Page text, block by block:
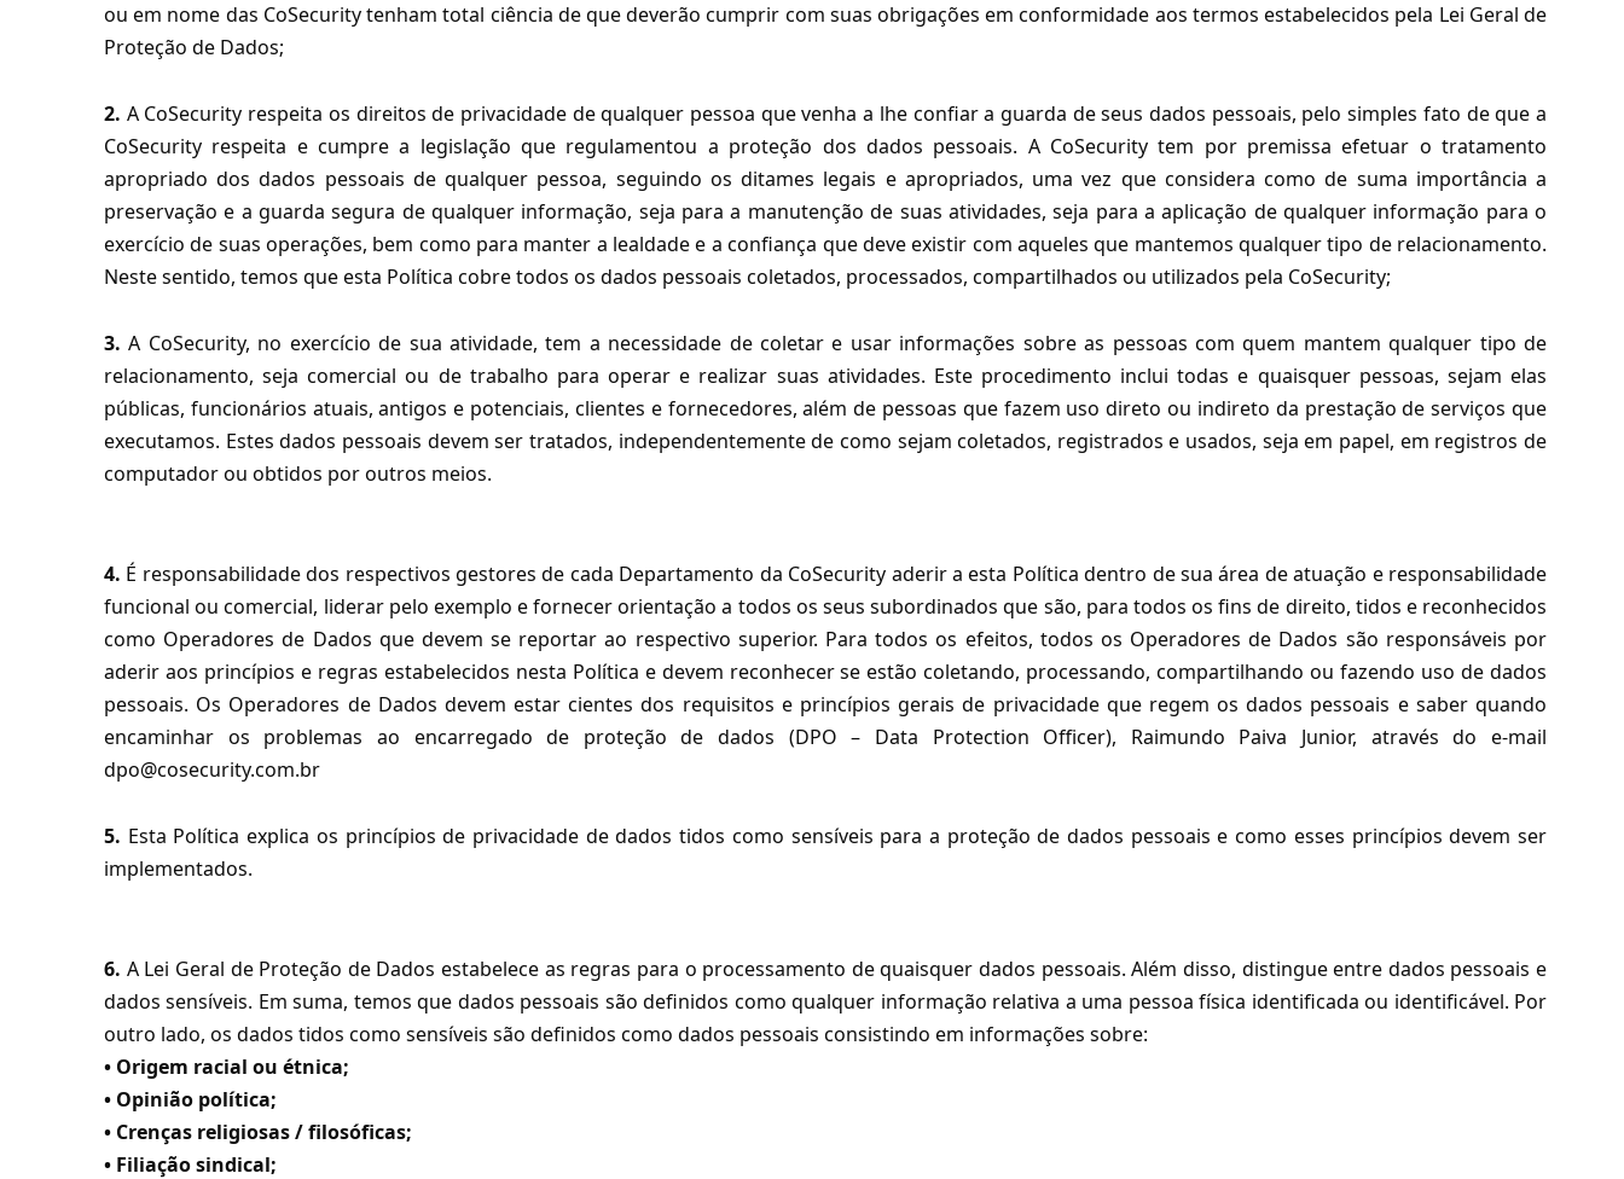
ou em nome das CoSecurity tenham total ciência de que deverão cumprir com suas obrigações em conformidade aos termos estabelecidos pela Lei Geral de
Proteção de Dados;
2. A CoSecurity respeita os direitos de privacidade de qualquer pessoa que venha a lhe confiar a guarda de seus dados pessoais, pelo simples fato de que a
CoSecurity respeita e cumpre a legislação que regulamentou a proteção dos dados pessoais. A CoSecurity tem por premissa efetuar o tratamento
apropriado dos dados pessoais de qualquer pessoa, seguindo os ditames legais e apropriados, uma vez que considera como de suma importância a
preservação e a guarda segura de qualquer informação, seja para a manutenção de suas atividades, seja para a aplicação de qualquer informação para o
exercício de suas operações, bem como para manter a lealdade e a confiança que deve existir com aqueles que mantemos qualquer tipo de relacionamento.
Neste sentido, temos que esta Política cobre todos os dados pessoais coletados, processados, compartilhados ou utilizados pela CoSecurity;
3.A CoSecurity, no exercício de sua atividade, tem a necessidade de coletar e usar informações sobre as pessoas com quem mantem qualquer tipo de
relacionamento, seja comercial ou de trabalho para operar e realizar suas atividades. Este procedimento inclui todas e quaisquer pessoas, sejam elas
públicas, funcionários atuais, antigos e potenciais, clientes e fornecedores, além de pessoas que fazem uso direto ou indireto da prestação de serviços que
executamos. Estes dados pessoais devem ser tratados, independentemente de como sejam coletados, registrados e usados, seja em papel, em registros de
computador ou obtidos por outros meios.
4. É responsabilidade dos respectivos gestores de cada Departamento da CoSecurity aderir a esta Política dentro de sua área de atuação e responsabilidade
funcional ou comercial, liderar pelo exemplo e fornecer orientação a todos os seus subordinados que são, para todos os fins de direito, tidos e reconhecidos
como Operadores de Dados que devem se reportar ao respectivo superior. Para todos os efeitos, todos os Operadores de Dados são responsáveis por
aderir aos princípios e regras estabelecidos nesta Política e devem reconhecer se estão coletando, processando, compartilhando ou fazendo uso de dados
pessoais. Os Operadores de Dados devem estar cientes dos requisitos e princípios gerais de privacidade que regem os dados pessoais e saber quando
encaminhar os problemas ao encarregado de proteção de dados (DPO – Data Protection Officer), Raimundo Paiva Junior, através do e-mail
dpo@cosecurity.com.br
5. Esta Política explica os princípios de privacidade de dados tidos como sensíveis para a proteção de dados pessoais e como esses princípios devem ser
implementados.
6. A Lei Geral de Proteção de Dados estabelece as regras para o processamento de quaisquer dados pessoais. Além disso, distingue entre dados pessoais e
dados sensíveis. Em suma, temos que dados pessoais são definidos como qualquer informação relativa a uma pessoa física identificada ou identificável. Por
outro lado, os dados tidos como sensíveis são definidos como dados pessoais consistindo em informações sobre:
• Origem racial ou étnica;
• Opinião política;
• Crenças religiosas / filosóficas;
• Filiação sindical;